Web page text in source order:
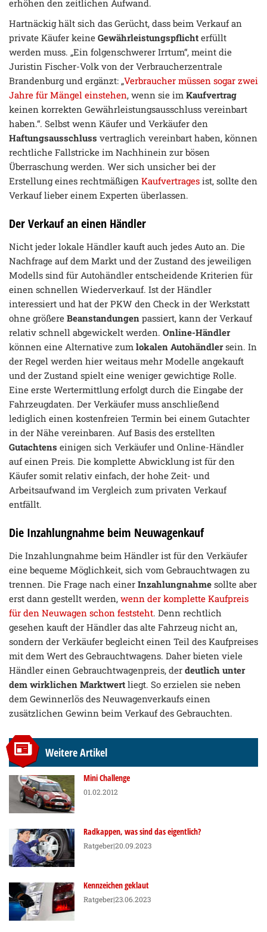
erhöhen den zeitlichen Aufwand.
Hartnäckig hält sich das Gerücht, dass beim Verkauf an
private Käufer keine Gewährleistungspflicht erfüllt
werden muss. „Ein folgenschwerer Irrtum“, meint die
Juristin Fischer-Volk von der Verbraucherzentrale
Brandenburg und ergänzt: „Verbraucher müssen sogar zwei
Jahre für Mängel einstehen, wenn sie im Kaufvertrag
keinen korrekten Gewährleistungsausschluss vereinbart
haben.“. Selbst wenn Käufer und Verkäufer den
Haftungsausschluss vertraglich vereinbart haben, können
rechtliche Fallstricke im Nachhinein zur bösen
Überraschung werden. Wer sich unsicher bei der
Erstellung eines rechtmäßigen Kaufvertrages ist, sollte den
Verkauf lieber einem Experten überlassen.
Der Verkauf an einen Händler
Nicht jeder lokale Händler kauft auch jedes Auto an. Die
Nachfrage auf dem Markt und der Zustand des jeweiligen
Modells sind für Autohändler entscheidende Kriterien für
einen schnellen Wiederverkauf. Ist der Händler
interessiert und hat der PKW den Check in der Werkstatt
ohne größere Beanstandungen passiert, kann der Verkauf
relativ schnell abgewickelt werden. Online-Händler
können eine Alternative zum lokalen Autohändlersein. In
der Regel werden hier weitaus mehr Modelle angekauft
und der Zustand spielt eine weniger gewichtige Rolle.
Eine erste Wertermittlung erfolgt durch die Eingabe der
Fahrzeugdaten. Der Verkäufer muss anschließend
lediglich einen kostenfreien Termin bei einem Gutachter
in der Nähe vereinbaren. Auf Basis des erstellten
Gutachtens einigen sich Verkäufer und Online-Händler
auf einen Preis. Die komplette Abwicklung ist für den
Käufer somit relativ einfach, der hohe Zeit- und
Arbeitsaufwand im Vergleich zum privaten Verkauf
entfällt.
Die Inzahlungnahme beim Neuwagenkauf
Die Inzahlungnahme beim Händler ist für den Verkäufer
eine bequeme Möglichkeit, sich vom Gebrauchtwagen zu
trennen. Die Frage nach einer Inzahlungnahme sollte aber
erst dann gestellt werden, wenn der komplette Kaufpreis
für den Neuwagen schon feststeht. Denn rechtlich
gesehen kauft der Händler das alte Fahrzeug nicht an,
sondern der Verkäufer begleicht einen Teil des Kaufpreises
mit dem Wert des Gebrauchtwagens. Daher bieten viele
Händler einen Gebrauchtwagenpreis, der deutlich unter
dem wirklichen Marktwert liegt. So erzielen sie neben
dem Gewinnerlös des Neuwagenverkaufs einen
zusätzlichen Gewinn beim Verkauf des Gebrauchten.
Weitere Artikel
Mini Challenge
01.02.2012
Radkappen, was sind das eigentlich?
Ratgeber|20.09.2023
Kennzeichen geklaut
Ratgeber|23.06.2023